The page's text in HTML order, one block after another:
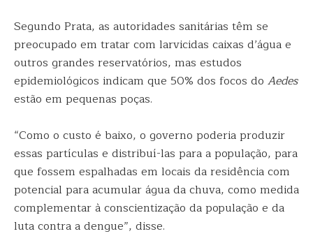
Segundo Prata, as autoridades sanitárias têm se
preocupado em tratar com larvicidas caixas d’água e
outros grandes reservatórios, mas estudos
epidemiológicos indicam que 50% dos focos do Aedes
estão em pequenas poças.
“Como o custo é baixo, o governo poderia produzir
essas partículas e distribuí-las para a população, para
que fossem espalhadas em locais da residência com
potencial para acumular água da chuva, como medida
complementar à conscientização da população e da
luta contra a dengue”, disse.